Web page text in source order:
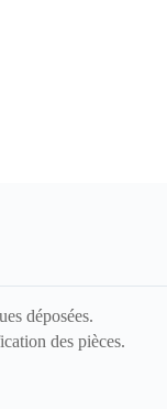
déposées.
des pièces.